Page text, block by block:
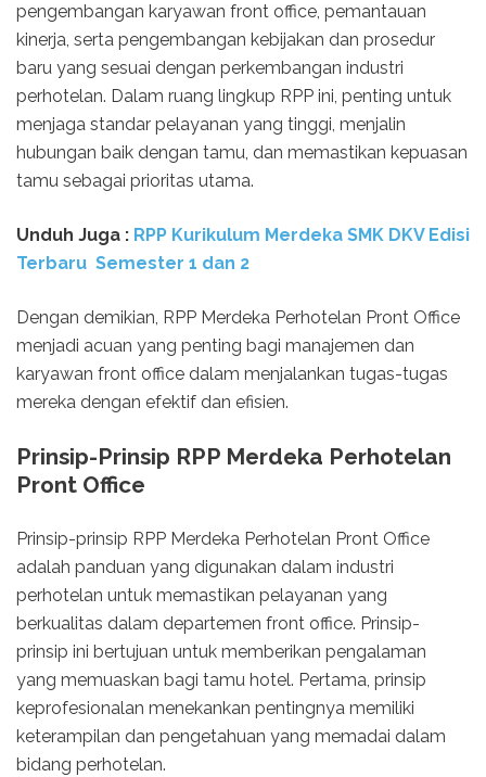
pengembangan karyawan front office, pemantauan
kinerja, serta pengembangan kebijakan dan prosedur
baru yang sesuai dengan perkembangan industri
perhotelan. Dalam ruang lingkup RPP ini, penting untuk
menjaga standar pelayanan yang tinggi, menjalin
hubungan baik dengan tamu, dan memastikan kepuasan
tamu sebagai prioritas utama.
Unduh Juga : RPP Kurikulum Merdeka SMK DKV Edisi
Terbaru Semester 1 dan 2
Dengan demikian, RPP Merdeka Perhotelan Pront Office
menjadi acuan yang penting bagi manajemen dan
karyawan front office dalam menjalankan tugas-tugas
mereka dengan efektif dan efisien.
Prinsip-Prinsip RPP Merdeka Perhotelan
Pront Office
Prinsip-prinsip RPP Merdeka Perhotelan Pront Office
adalah panduan yang digunakan dalam industri
perhotelan untuk memastikan pelayanan yang
berkualitas dalam departemen front office. Prinsip-
prinsip ini bertujuan untuk memberikan pengalaman
yang memuaskan bagi tamu hotel. Pertama, prinsip
keprofesionalan menekankan pentingnya memiliki
keterampilan dan pengetahuan yang memadai dalam
bidang perhotelan.